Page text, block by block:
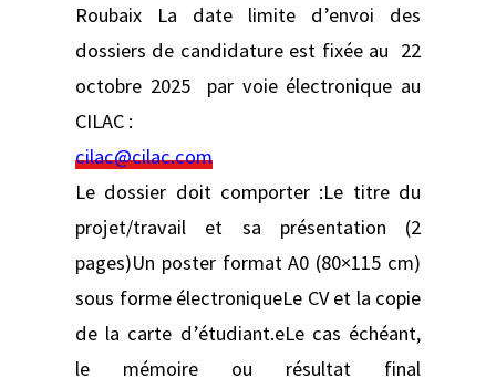
Roubaix La date limite d’envoi des
dossiers de candidature est fixée au 22
octobre 2025 par voie électronique au
CILAC :
cilac@cilac.com
Le dossier doit comporter :Le titre du
projet/travail et sa présentation (2
pages)Un poster format A0 (80×115 cm)
sous forme électroniqueLe CV et la copie
de la carte d’étudiant.eLe cas échéant,
le mémoire ou résultat final